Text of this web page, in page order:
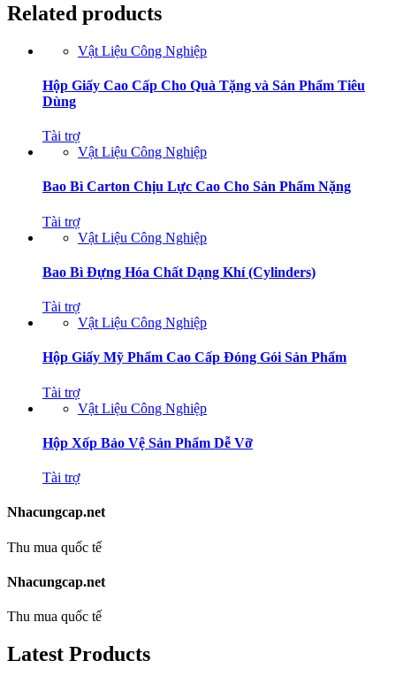
Related products
Vật Liệu Công Nghiệp
Hộp Giấy Cao Cấp Cho Quà Tặng và Sản Phẩm Tiêu
Dùng
Tài trợ
Vật Liệu Công Nghiệp
Bao Bì Carton Chịu Lực Cao Cho Sản Phẩm Nặng
Tài trợ
Vật Liệu Công Nghiệp
Bao Bì Đựng Hóa Chất Dạng Khí (Cylinders)
Tài trợ
Vật Liệu Công Nghiệp
Hộp Giấy Mỹ Phẩm Cao Cấp Đóng Gói Sản Phẩm
Tài trợ
Vật Liệu Công Nghiệp
Hộp Xốp Bảo Vệ Sản Phẩm Dễ Vỡ
Tài trợ
Nhacungcap.net
Thu mua quốc tế
Nhacungcap.net
Thu mua quốc tế
Latest Products